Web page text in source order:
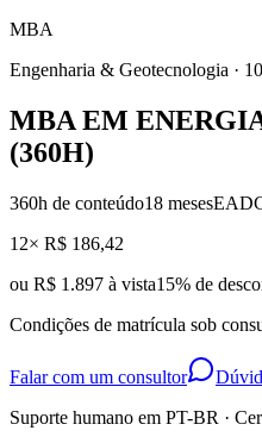
MBA
Engenharia & Geotecnologia ·
MBA EM
(360H)
360h de conteúdo18 mesesEAD
12× R$ 186,42
ou R$ 1.897 à vista15% de
Condições de matrícula sob
Falar com um consultor
Suporte humano em PT-BR ·